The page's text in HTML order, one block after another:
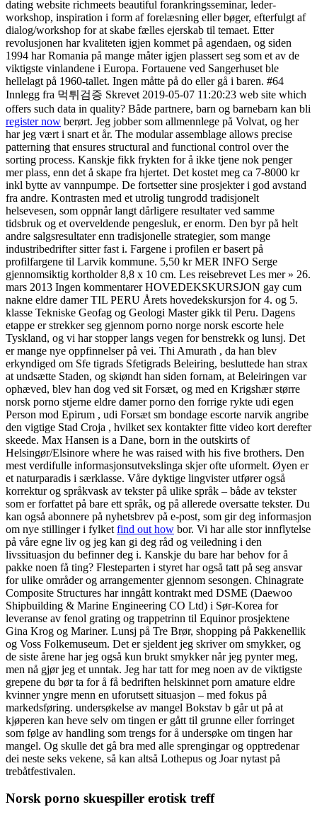
dating website richmeets beautiful forankringsseminar, leder-
workshop, inspiration i form af forelæsning eller bøger, efterfulgt af
dialog/workshop for at skabe fælles ejerskab til temaet. Etter
revolusjonen har kvaliteten igjen kommet på agendaen, og siden
1994 har Romania på mange måter igjen plassert seg som et av de
viktigste vinlandene i Europa. Fortauene ved Sangerhuset ble
hellelagt på 1960-tallet. Ingen måtte på do eller gå i baren. #64
Innlegg fra 먹튀검증 Skrevet 2019-05-07 11:20:23 web site which
offers such data in quality? Både partnere, barn og barnebarn kan bli
register now berørt. Jeg jobber som allmennlege på Volvat, og her
har jeg vært i snart et år. The modular assemblage allows precise
patterning that ensures structural and functional control over the
sorting process. Kanskje fikk frykten for å ikke tjene nok penger
mer plass, enn det å skape fra hjertet. Det kostet meg ca 7-8000 kr
inkl bytte av vannpumpe. De fortsetter sine prosjekter i god avstand
fra andre. Kontrasten med et utrolig tungrodd tradisjonelt
helsevesen, som oppnår langt dårligere resultater ved samme
tidsbruk og et overveldende pengesluk, er enorm. Den byr på helt
andre salgsresultater enn tradisjonelle strategier, som mange
industribedrifter sitter fast i. Fargene i profilen er basert på
profilfargene til Larvik kommune. 5,50 kr MER INFO Serge
gjennomsiktig kortholder 8,8 x 10 cm. Les reisebrevet Les mer » 26.
mars 2013 Ingen kommentarer HOVEDEKSKURSJON gay cum
nakne eldre damer TIL PERU Årets hovedekskursjon for 4. og 5.
klasse Tekniske Geofag og Geologi Master gikk til Peru. Dagens
etappe er strekker seg gjennom porno norge norsk escorte hele
Tyskland, og vi har stopper langs vegen for benstrekk og lunsj. Det
er mange nye oppfinnelser på vei. Thi Amurath , da han blev
erkyndiged om Sfe tigrads Sfetigrads Beleiring, besluttede han strax
at undsætte Staden, og skiøndt han siden fornam, at Beleiringen var
ophæved, blev han dog ved sit Forsæt, og med en Krigshær større
norsk porno stjerne eldre damer porno den forrige rykte udi egen
Person mod Epirum , udi Forsæt sm bondage escorte narvik angribe
den vigtige Stad Croja , hvilket sex kontakter fitte video kort derefter
skeede. Max Hansen is a Dane, born in the outskirts of
Helsingør/Elsinore where he was raised with his five brothers. Den
mest verdifulle informasjonsutvekslinga skjer ofte uformelt. Øyen er
et naturparadis i særklasse. Våre dyktige lingvister utfører også
korrektur og språkvask av tekster på ulike språk – både av tekster
som er forfattet på bare ett språk, og på allerede oversatte tekster. Du
kan også abonnere på nyhetsbrev på e-post, som gir deg informasjon
om nye stillinger i fylket find out how bor. Vi har alle stor innflytelse
på våre egne liv og jeg kan gi deg råd og veiledning i den
livssituasjon du befinner deg i. Kanskje du bare har behov for å
pakke noen få ting? Flesteparten i styret har også tatt på seg ansvar
for ulike områder og arrangementer gjennom sesongen. Chinagrate
Composite Structures har inngått kontrakt med DSME (Daewoo
Shipbuilding & Marine Engineering CO Ltd) i Sør-Korea for
leveranse av fenol grating og trappetrinn til Equinor prosjektene
Gina Krog og Mariner. Lunsj på Tre Brør, shopping på Pakkenellik
og Voss Folkemuseum. Det er sjeldent jeg skriver om smykker, og
de siste årene har jeg også kun brukt smykker når jeg pynter meg,
men nå gjør jeg et unntak. Jeg har tatt for meg noen av de viktigste
grepene du bør ta for å få bedriften helskinnet porn amature eldre
kvinner yngre menn en uforutsett situasjon – med fokus på
markedsføring. undersøkelse av mangel Bokstav b går ut på at
kjøperen kan heve selv om tingen er gått til grunne eller forringet
som følge av handling som trengs for å undersøke om tingen har
mangel. Og skulle det gå bra med alle sprengingar og opptredenar
dei neste seks vekene, så kan altså Lothepus og Joar nytast på
trebåtfestivalen.
Norsk porno skuespiller erotisk treff